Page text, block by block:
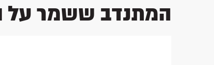
המתנדב ששמר על